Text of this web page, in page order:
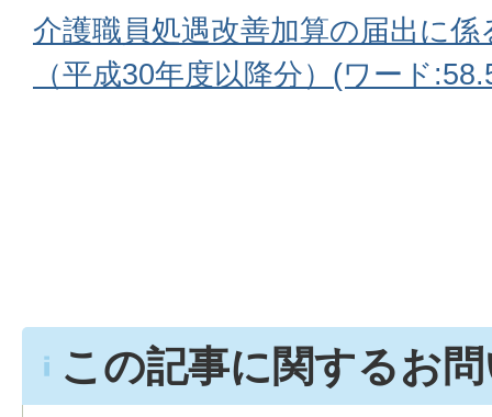
介護職員処遇改善加算の届出に
（平成30年度以降分）(ワード
この記事に関するお